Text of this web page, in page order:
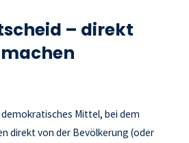
– direkt
Mittel, bei dem
direkt von der Bevölkerung (oder